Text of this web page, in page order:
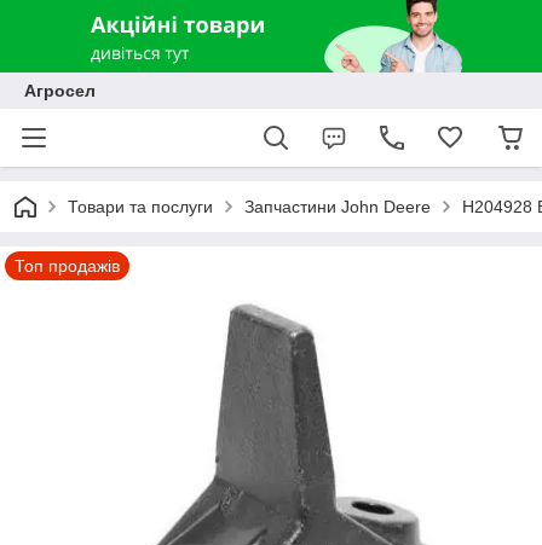
Агросел
Товари та послуги Запчастини John Deere H204928
Топ продажів